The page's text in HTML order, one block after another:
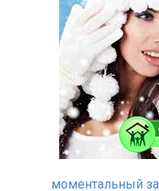
моментальный